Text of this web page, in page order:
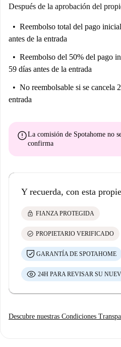
Después de la aprobación del
Reembolso total del pago inicial
antes de la entrada
Reembolso del 50% del pago
59 días antes de la entrada
No reembolsable si se cancela
entrada
errorLa comisión de Spotahome no
confirma
Y recuerda, con esta
lock FIANZA PROTEGIDA
check_circle PROPIETARIO VERIFICADO
GARANTÍA DE SPOTAHOME
24H PARA REVISAR SU
Descubre nuestras Condiciones